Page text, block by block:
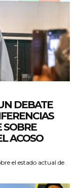
DEBATE
SOBRE
ACOSO
el estado actual de